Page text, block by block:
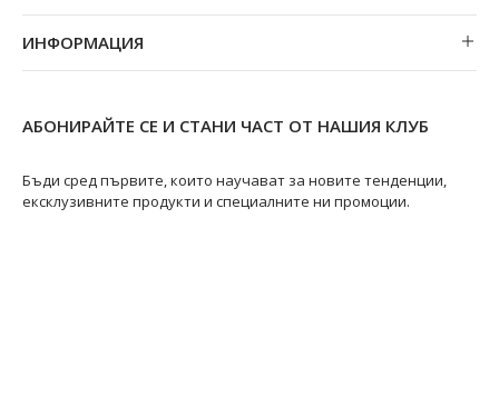
Гривни
ИНФОРМАЦИЯ
Магазини
Ремонт на бижута
Видове перли
АБОНИРАЙТЕ СЕ И СТАНИ ЧАСТ ОТ НАШИЯ КЛУБ
Бъди сред първите, които научават за новите тенденции,
ексклузивните продукти и специалните ни промоции.